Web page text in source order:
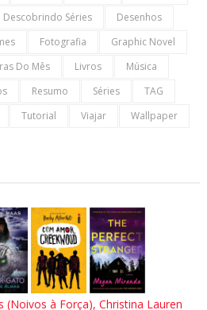
Descobrindo Séries
Desenhos
Fotografia
Graphic Novel
Do Mês Livros
Música
Resumo Séries
TAG
Tutorial Viajar Wallpaper